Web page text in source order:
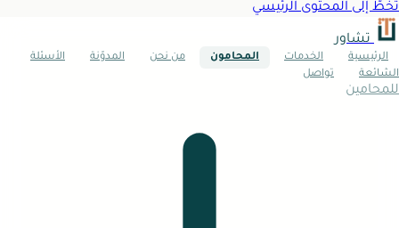
تخطَّ إلى المحتوى الرئيسي
تشاور
الرئيسية الخدمات المحامون من نحن المدوّنة
الأسئلة
الشائعة
تواصل
للمحامين